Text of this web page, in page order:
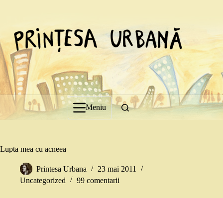
Meniu
Lupta mea cu acneea
Printesa Urbana
23 mai 2011
Uncategorized
99 comentarii